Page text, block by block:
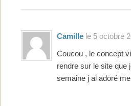
Camille le 5 octobre
Coucou , le concept
rendre sur le site que
semaine j ai adoré